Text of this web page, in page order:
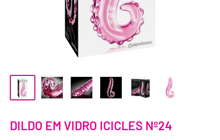
DILDO EM VIDRO ICICLES Nº24